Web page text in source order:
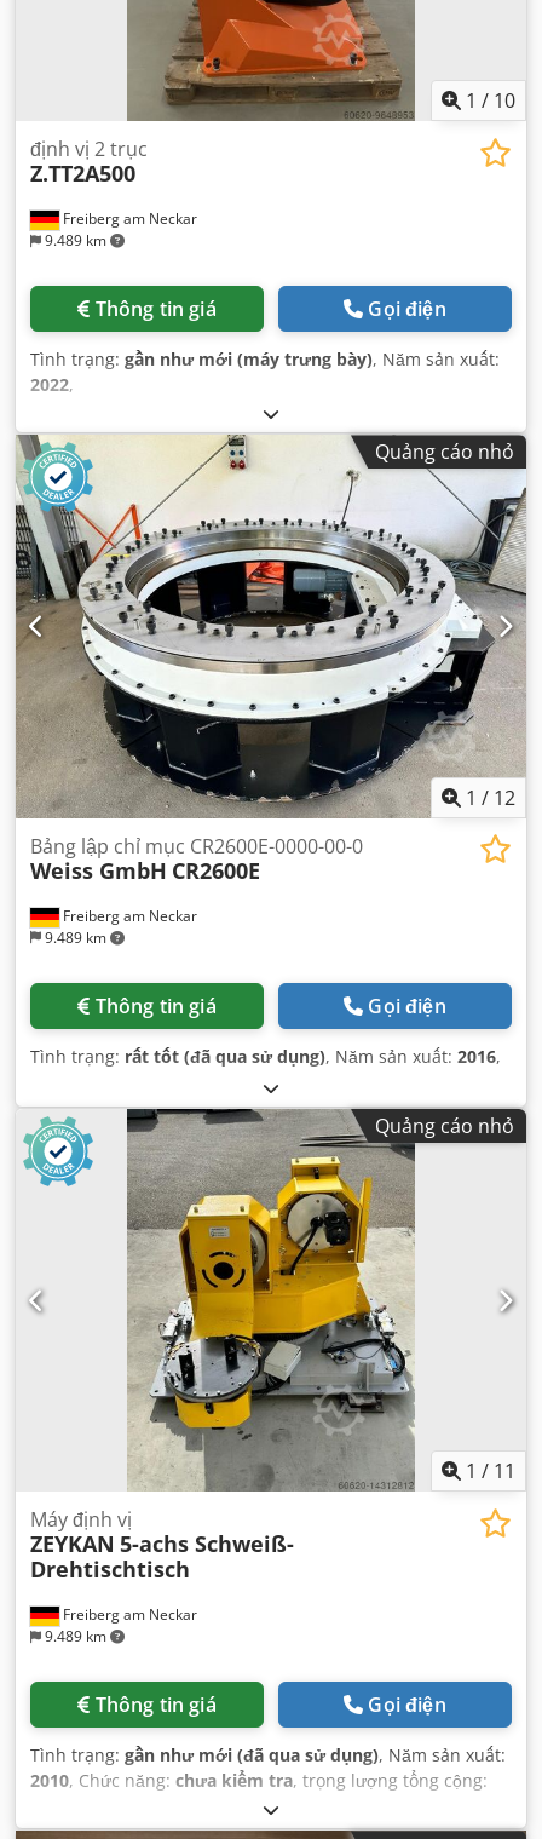
1 / 10
Freiberg am Neckar
9.489 km
định vị 2 trục
Z.TT2A500
Thông tin giá Gọi điện
Tình trạng: gần như mới (máy trưng bày), Năm sản xuất:
2022,
Quảng cáo nhỏ
1 / 12
Freiberg am Neckar
9.489 km
Bảng lập chỉ mục CR2600E-0000-00-0
Weiss GmbH CR2600E
Thông tin giá Gọi điện
Tình trạng: rất tốt (đã qua sử dụng), Năm sản xuất: 2016,
Quảng cáo nhỏ
1 / 11
Freiberg am Neckar
9.489 km
Máy định vị
ZEYKAN 5-achs Schweiß-
Drehtischtisch
Thông tin giá Gọi điện
Tình trạng: gần như mới (đã qua sử dụng), Năm sản xuất:
2010, Chức năng: chưa kiểm tra, trọng lượng tổng cộng: